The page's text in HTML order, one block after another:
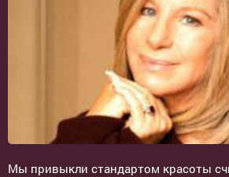
Мы привыкли стандартом красоты